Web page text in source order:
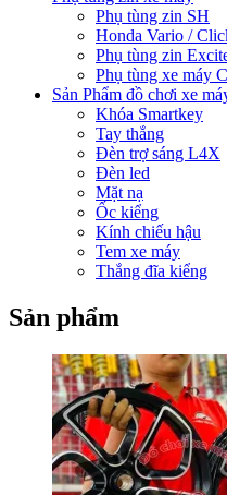
Phụ tùng zin SH
Honda Vario /
Phụ tùng zin
Phụ tùng xe máy
Sản Phẩm đồ chơi xe
Khóa Smartkey
Tay thắng
Đèn trợ sáng L4X
Đèn led
Mặt nạ
Ốc kiểng
Kính chiếu hậu
Tem xe máy
Thắng đĩa kiểng
Sản phẩm